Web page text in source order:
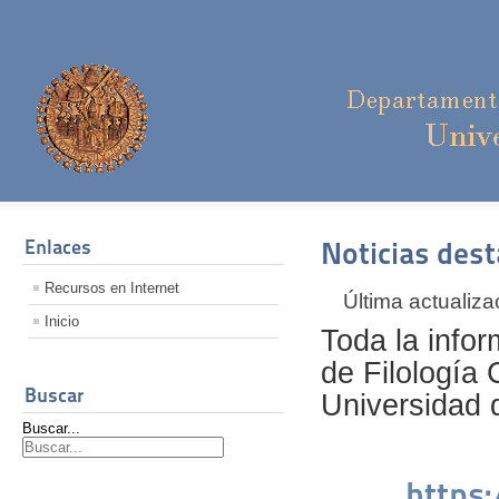
Enlaces
Recursos en Internet
Inicio
Buscar
Buscar...
Noticias
Última
Toda la
de Filología
Universidad